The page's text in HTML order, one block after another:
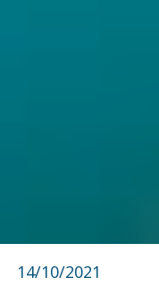
14/10/2021